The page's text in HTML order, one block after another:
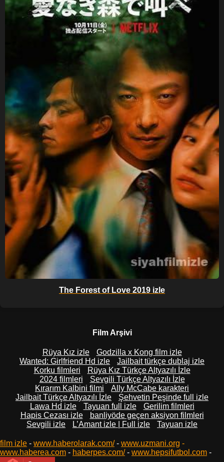
The Forest of Love 2019 izle
Film Arşivi
Rüya Kız izle
Godzilla x Kong film izle
Wanted: Girlfriend Hd izle
Jailbait türkçe dublaj izle
Korku filmleri
Rüya Kız Türkçe Altyazılı İzle
2024 filmleri
Sevgili Türkçe Altyazılı İzle
Kırarım Kalbini filmi
Ally McCabe karakteri
Jailbait Türkçe Altyazılı İzle
Şehvetin Peşinde full izle
Lawa Hd izle
Tayuan full izle
Gerilim filmleri
Hapis Cezası izle
banliyöde geçen aksiyon filmleri
Sevgili izle
L’Amant izle | Full izle Tayuan izle
film izle - www.haberolarak.com/- www.uzmani.org -
www.haberea.com - haberpes.com/- www.hepsifutbol.com -